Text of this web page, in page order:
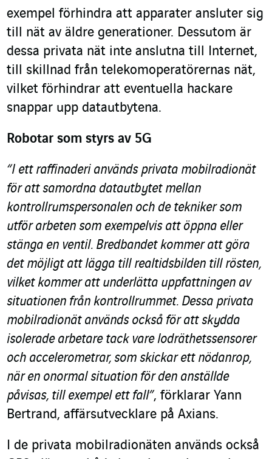
exempel förhindra att apparater ansluter sig
till nät av äldre generationer. Dessutom är
dessa privata nät inte anslutna till Internet,
till skillnad från telekomoperatörernas nät,
vilket förhindrar att eventuella hackare
snappar upp datautbytena.
Robotar som styrs av 5G
“I ett raffinaderi används privata mobilradionät
för att samordna datautbytet mellan
kontrollrumspersonalen och de tekniker som
utför arbeten som exempelvis att öppna eller
stänga en ventil. Bredbandet kommer att göra
det möjligt att lägga till realtidsbilden till rösten,
vilket kommer att underlätta uppfattningen av
situationen från kontrollrummet. Dessa privata
mobilradionät används också för att skydda
isolerade arbetare tack vare lodräthetssensorer
och accelerometrar, som skickar ett nödanrop,
när en onormal situation för den anställde
påvisas, till exempel ett fall”, förklarar Yann
Bertrand, affärsutvecklare på Axians.
I de privata mobilradionäten används också